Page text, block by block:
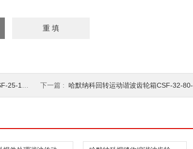
100-2 下一篇 : 哈默纳科回转运动谐波齿轮箱CSF-32-80-GH